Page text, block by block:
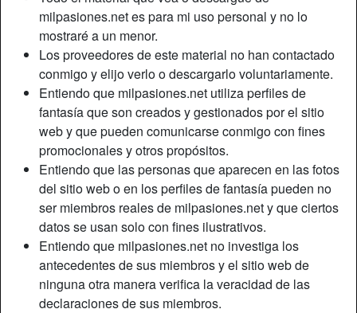
milpasiones.net es para mi uso personal y no lo
mostraré a un menor.
Los proveedores de este material no han contactado
conmigo y elijo verlo o descargarlo voluntariamente.
Entiendo que milpasiones.net utiliza perfiles de
fantasía que son creados y gestionados por el sitio
web y que pueden comunicarse conmigo con fines
promocionales y otros propósitos.
Entiendo que las personas que aparecen en las fotos
del sitio web o en los perfiles de fantasía pueden no
ser miembros reales de milpasiones.net y que ciertos
datos se usan solo con fines ilustrativos.
Entiendo que milpasiones.net no investiga los
antecedentes de sus miembros y el sitio web de
ninguna otra manera verifica la veracidad de las
declaraciones de sus miembros.
Apodo:
MACARENA
Edad:
26
País:
España
Provincia:
Valencia
Género:
Mujer
Color de cabello:
Oscuro